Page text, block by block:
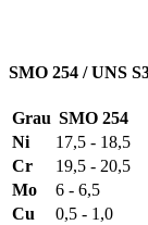
SMO 254 / UNS
Grau SMO 254
Ni
17,5 - 18,5
Cr
19,5 - 20,5
Mo
6 - 6,5
Cu
0,5 - 1,0